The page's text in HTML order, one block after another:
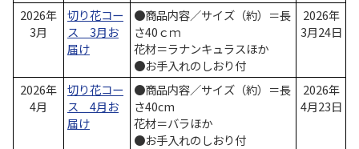
2026年
3月
切り花コー
ス 3月お
届け
●商品内容／サイズ（約）＝長
さ40ｃｍ
花材＝ラナンキュラスほか
●お手入れのしおり付
2026年
3月24日
2026年
4月
切り花コー
ス 4月お
届け
●商品内容／サイズ（約）＝長
さ40cm
花材＝バラほか
●お手入れのしおり付
2026年
4月23日